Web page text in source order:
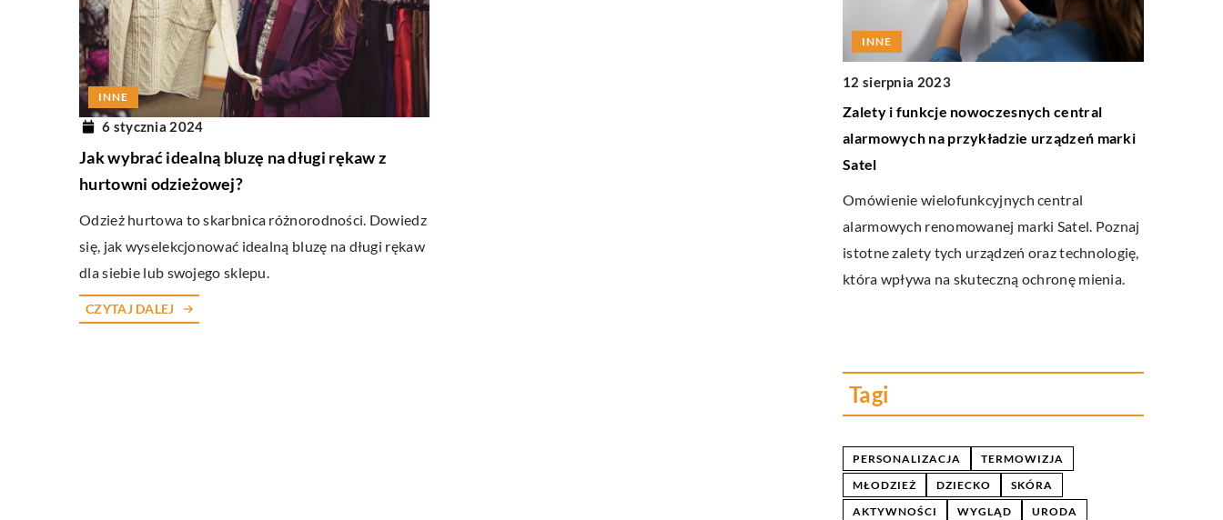
INNE
6 stycznia 2024
Jak wybrać idealną bluzę na długi rękaw z
hurtowni odzieżowej?
Odzież hurtowa to skarbnica różnorodności. Dowiedz
się, jak wyselekcjonować idealną bluzę na długi rękaw
dla siebie lub swojego sklepu.
CZYTAJ DALEJ
W RUCHU
9 maja 2026
Jak wybrać najlepsze ubezpieczenie
potrzeb?
samochodowe, które zagwarantuje Ci
optymalną ochronę i spokój ducha. Poznaj
kluczowe czynniki wpływające na wybór
INNE
12 sierpnia 2023
Zalety i funkcje nowoczesnych central
alarmowych na przykładzie urządzeń marki
Satel
Omówienie wielofunkcyjnych central
alarmowych renomowanej marki Satel. Poznaj
istotne zalety tych urządzeń oraz technologię,
która wpływa na skuteczną ochronę mienia.
Tagi
PERSONALIZACJA
TERMOWIZJA
MŁODZIEŻ
DZIECKO
SKÓRA
AKTYWNOŚCI
WYGLĄD
URODA